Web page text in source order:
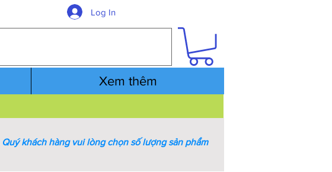
Log In
Xem thêm
Quý khách hàng vui lòng chọn số lượng sản phẩm